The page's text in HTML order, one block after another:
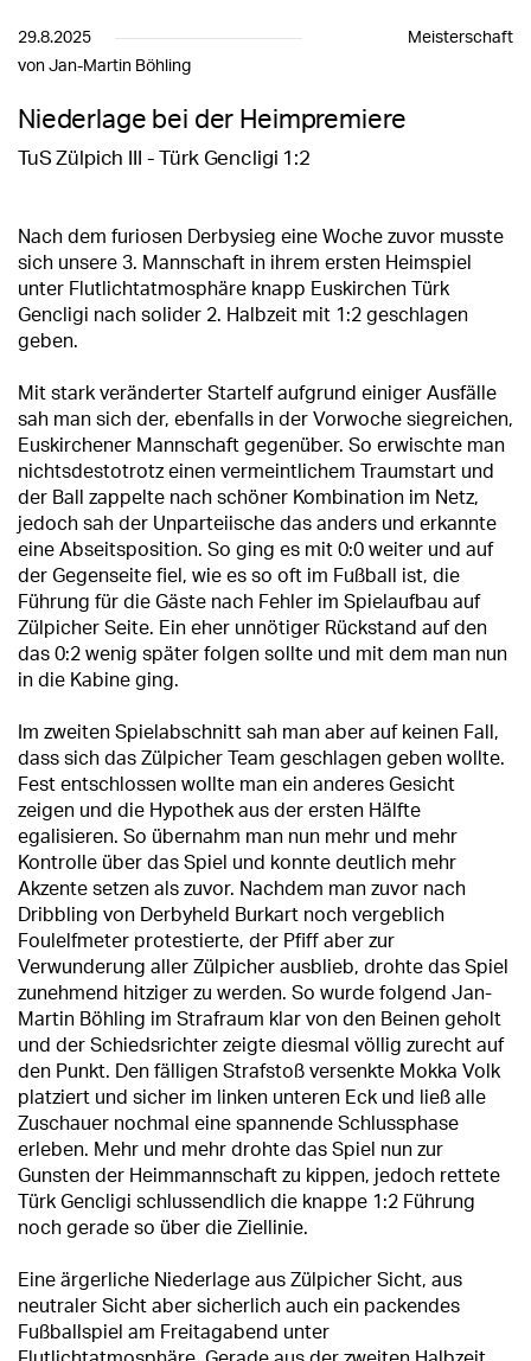
29.8.2025
Meisterschaft
von Jan-Martin Böhling
Niederlage bei der Heimpremiere
TuS Zülpich III - Türk Gencligi 1:2
Nach dem furiosen Derbysieg eine Woche zuvor musste
sich unsere 3. Mannschaft in ihrem ersten Heimspiel
unter Flutlichtatmosphäre knapp Euskirchen Türk
Gencligi nach solider 2. Halbzeit mit 1:2 geschlagen
geben.
Mit stark veränderter Startelf aufgrund einiger Ausfälle
sah man sich der, ebenfalls in der Vorwoche siegreichen,
Euskirchener Mannschaft gegenüber. So erwischte man
nichtsdestotrotz einen vermeintlichem Traumstart und
der Ball zappelte nach schöner Kombination im Netz,
jedoch sah der Unparteiische das anders und erkannte
eine Abseitsposition. So ging es mit 0:0 weiter und auf
der Gegenseite fiel, wie es so oft im Fußball ist, die
Führung für die Gäste nach Fehler im Spielaufbau auf
Zülpicher Seite. Ein eher unnötiger Rückstand auf den
das 0:2 wenig später folgen sollte und mit dem man nun
in die Kabine ging.
Im zweiten Spielabschnitt sah man aber auf keinen Fall,
dass sich das Zülpicher Team geschlagen geben wollte.
Fest entschlossen wollte man ein anderes Gesicht
zeigen und die Hypothek aus der ersten Hälfte
egalisieren. So übernahm man nun mehr und mehr
Kontrolle über das Spiel und konnte deutlich mehr
Akzente setzen als zuvor. Nachdem man zuvor nach
Dribbling von Derbyheld Burkart noch vergeblich
Foulelfmeter protestierte, der Pfiff aber zur
Verwunderung aller Zülpicher ausblieb, drohte das Spiel
zunehmend hitziger zu werden. So wurde folgend Jan-
Martin Böhling im Strafraum klar von den Beinen geholt
und der Schiedsrichter zeigte diesmal völlig zurecht auf
den Punkt. Den fälligen Strafstoß versenkte Mokka Volk
platziert und sicher im linken unteren Eck und ließ alle
Zuschauer nochmal eine spannende Schlussphase
erleben. Mehr und mehr drohte das Spiel nun zur
Gunsten der Heimmannschaft zu kippen, jedoch rettete
Türk Gencligi schlussendlich die knappe 1:2 Führung
noch gerade so über die Ziellinie.
Eine ärgerliche Niederlage aus Zülpicher Sicht, aus
neutraler Sicht aber sicherlich auch ein packendes
Fußballspiel am Freitagabend unter